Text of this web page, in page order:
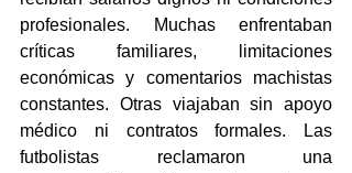
profesionales. Muchas enfrentaban
críticas familiares, limitaciones
económicas y comentarios machistas
constantes. Otras viajaban sin apoyo
médico ni contratos formales. Las
futbolistas reclamaron una